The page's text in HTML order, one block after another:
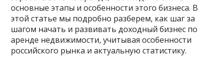
основные этапы и особенности этого бизнеса. В
этой статье мы подробно разберем, как шаг за
шагом начать и развивать доходный бизнес по
аренде недвижимости, учитывая особенности
российского рынка и актуальную статистику.